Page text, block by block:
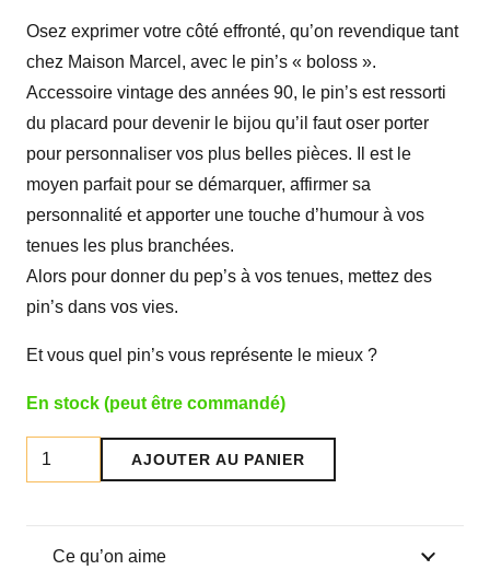
Osez exprimer votre côté effronté, qu’on revendique tant
chez Maison Marcel, avec le pin’s « boloss ».
Accessoire vintage des années 90, le pin’s est ressorti
du placard pour devenir le bijou qu’il faut oser porter
pour personnaliser vos plus belles pièces. Il est le
moyen parfait pour se démarquer, affirmer sa
personnalité et apporter une touche d’humour à vos
tenues les plus branchées.
Alors pour donner du pep’s à vos tenues, mettez des
pin’s dans vos vies.
Et vous quel pin’s vous représente le mieux ?
En stock (peut être commandé)
quantité
de
AJOUTER AU PANIER
Ce qu’on aime